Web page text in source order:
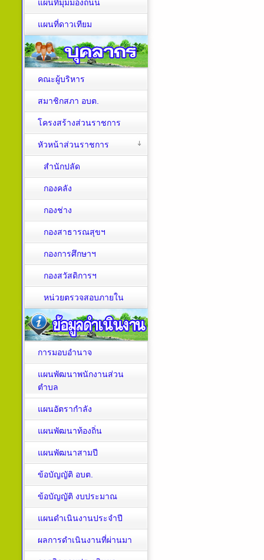
แผนที่มุมมองถนน
แผนที่ดาวเทียม
คณะผู้บริหาร
สมาชิกสภา อบต.
โครงสร้างส่วนราชการ
หัวหน้าส่วนราชการ
สำนักปลัด
กองคลัง
กองช่าง
กองสาธารณสุขฯ
กองการศึกษาฯ
กองสวัสดิการฯ
หน่วยตรวจสอบภายใน
การมอบอำนาจ
แผนพัฒนาพนักงานส่วน
ตำบล
แผนอัตรากำลัง
แผนพัฒนาท้องถิ่น
แผนพัฒนาสามปี
ข้อบัญญัติ อบต.
ข้อบัญญัติ งบประมาณ
แผนดำเนินงานประจำปี
ผลการดำเนินงานที่ผ่านมา